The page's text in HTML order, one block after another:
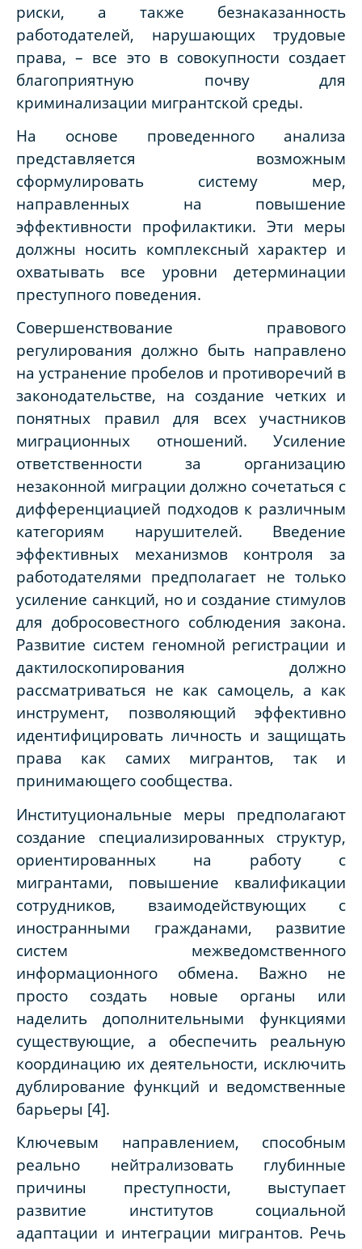
риски, а также безнаказанность
работодателей, нарушающих трудовые
права, – все это в совокупности создает
благоприятную почву для
криминализации мигрантской среды.
На основе проведенного анализа
представляется возможным
сформулировать систему мер,
направленных на повышение
эффективности профилактики. Эти меры
должны носить комплексный характер и
охватывать все уровни детерминации
преступного поведения.
Совершенствование правового
регулирования должно быть направлено
на устранение пробелов и противоречий в
законодательстве, на создание четких и
понятных правил для всех участников
миграционных отношений. Усиление
ответственности за организацию
незаконной миграции должно сочетаться с
дифференциацией подходов к различным
категориям нарушителей. Введение
эффективных механизмов контроля за
работодателями предполагает не только
усиление санкций, но и создание стимулов
для добросовестного соблюдения закона.
Развитие систем геномной регистрации и
дактилоскопирования должно
рассматриваться не как самоцель, а как
инструмент, позволяющий эффективно
идентифицировать личность и защищать
права как самих мигрантов, так и
принимающего сообщества.
Институциональные меры предполагают
создание специализированных структур,
ориентированных на работу с
мигрантами, повышение квалификации
сотрудников, взаимодействующих с
иностранными гражданами, развитие
систем межведомственного
информационного обмена. Важно не
просто создать новые органы или
наделить дополнительными функциями
существующие, а обеспечить реальную
координацию их деятельности, исключить
дублирование функций и ведомственные
барьеры [4].
Ключевым направлением, способным
реально нейтрализовать глубинные
причины преступности, выступает
развитие институтов социальной
адаптации и интеграции мигрантов. Речь